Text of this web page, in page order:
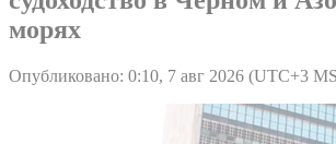
морях
Опубликовано: 0:10, 7 авг 2026 (UTC+3